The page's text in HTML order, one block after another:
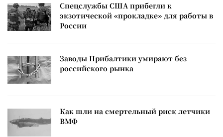
Спецслужбы США прибегли к
экзотической «прокладке» для работы в
России
Заводы Прибалтики умирают без
российского рынка
Как шли на смертельный риск летчики
ВМФ